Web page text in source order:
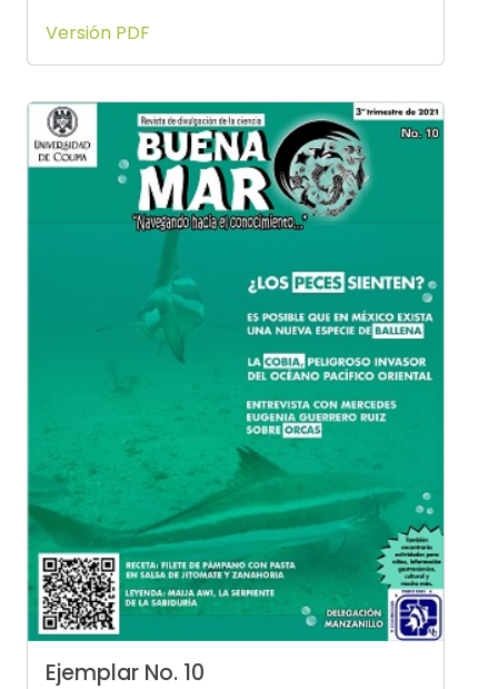
Versión PDF
Ejemplar No. 10